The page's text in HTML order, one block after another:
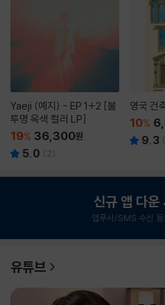
Yaeji (예지) - EP 1+2 [불
투명 옥색 컬러 LP]
19% 36,300원
5.0 ( 2)
영국 건
10%
9.3 (
신규 앱 다
앱푸시/SMS 수신
유튜브